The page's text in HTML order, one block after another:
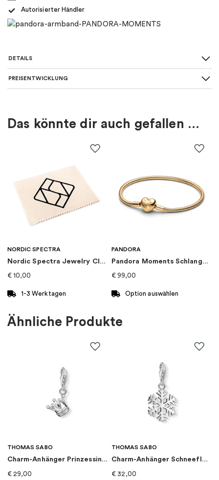
Autorisierter Händler
DETAILS
SKU
Steine: Zirkonia
Sternzeichen
Sternzeichen
Kategorie: Charms
Art von Charme: Charm-anhänger
PREISENTWICKLUNG
Das könnte dir auch gefallen …
NORDIC SPECTRA
Nordic Spectra Jewelry Cloth
€ 10,00
1-3 Werktagen
PANDORA
Pandora Moments Schlangen-Gliederarmband mit Herz-Verschluss
€ 99,00
Option auswählen
Produkt
Ähnliche Produkte
THOMAS SABO
Charm-Anhänger Prinzessin Krone
€ 29,00
THOMAS SABO
Charm-Anhänger Schneeflocke
€ 32,00